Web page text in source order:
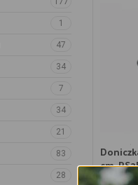
1
47
34
7
34
21
83
28
cm,